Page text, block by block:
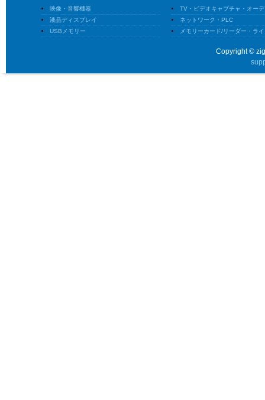
映像・音響機器
TV・ビデオキャプチャ・オー
液晶ディスプレイ
ネットワーク・PLC
USBメモリー
メモリーカード/リーダー・ラ
Copyright ©